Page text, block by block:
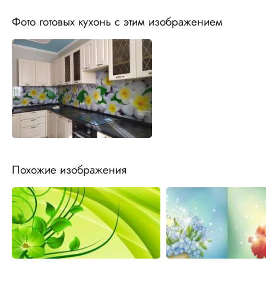
Фото готовых кухонь с этим изображением
Похожие изображения